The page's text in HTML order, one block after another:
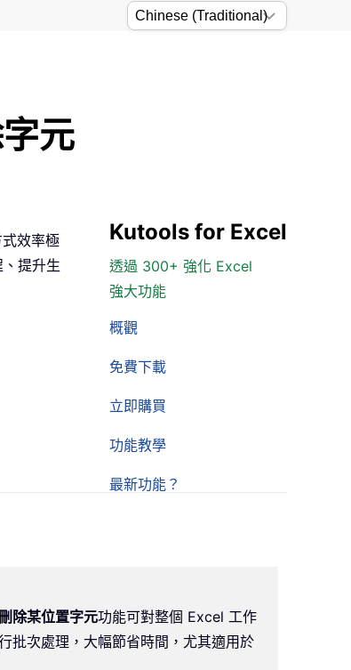
元
Kutools for Excel
透過 300+ 強化 Excel
強大功能
概觀
免費下載
立即購買
功能教學
最新功能？
效率極
提升生
除某位置字元功能可對整個 Excel 工作
批次處理，大幅節省時間，尤其適用於